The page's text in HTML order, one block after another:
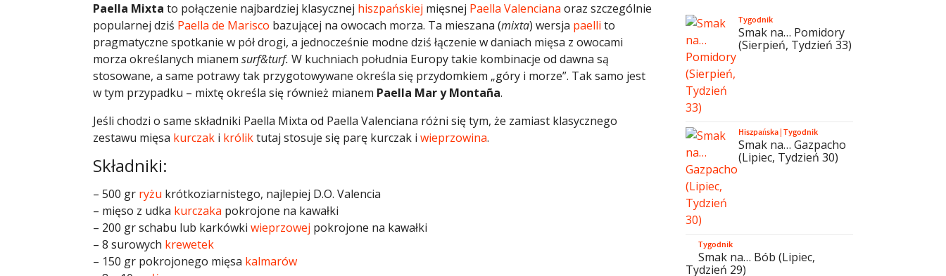
Paella Mixta to połączenie najbardziej klasycznej hiszpańskiej mięsnej Paella Valenciana oraz szczególnie
popularnej dziś Paella de Marisco bazującej na owocach morza. Ta mieszana (mixta) wersja paelli to
pragmatyczne spotkanie w pół drogi, a jednocześnie modne dziś łączenie w daniach mięsa z owocami
morza określanych mianem surf&turf. W kuchniach południa Europy takie kombinacje od dawna są
stosowane, a same potrawy tak przygotowywane określa się przydomkiem „góry i morze”. Tak samo jest
w tym przypadku – mixtę określa się również mianem Paella Mar y Montaña.
Jeśli chodzi o same składniki Paella Mixta od Paella Valenciana różni się tym, że zamiast klasycznego
zestawu mięsa kurczak i króliktutaj stosuje się parę kurczak i wieprzowina.
Składniki:
– 500 gr ryżu krótkoziarnistego, najlepiej D.O. Valencia
– mięso z udka kurczaka pokrojone na kawałki
– 200 gr schabu lub karkówki wieprzowej pokrojone na kawałki
– 8 surowych krewetek
– 150 gr pokrojonego mięsa kalmarów
Tygodnik
Smak na… Pomidory
(Sierpień, Tydzień 33)
Hiszpańska|Tygodnik
Smak na… Gazpacho
(Lipiec, Tydzień 30)
Tygodnik
Smak na… Bób (Lipiec,
Tydzień 29)